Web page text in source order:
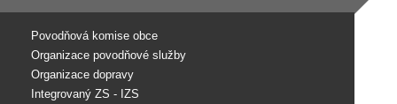
Povodňová komise obce
Organizace povodňové služby
Organizace dopravy
Integrovaný ZS - IZS